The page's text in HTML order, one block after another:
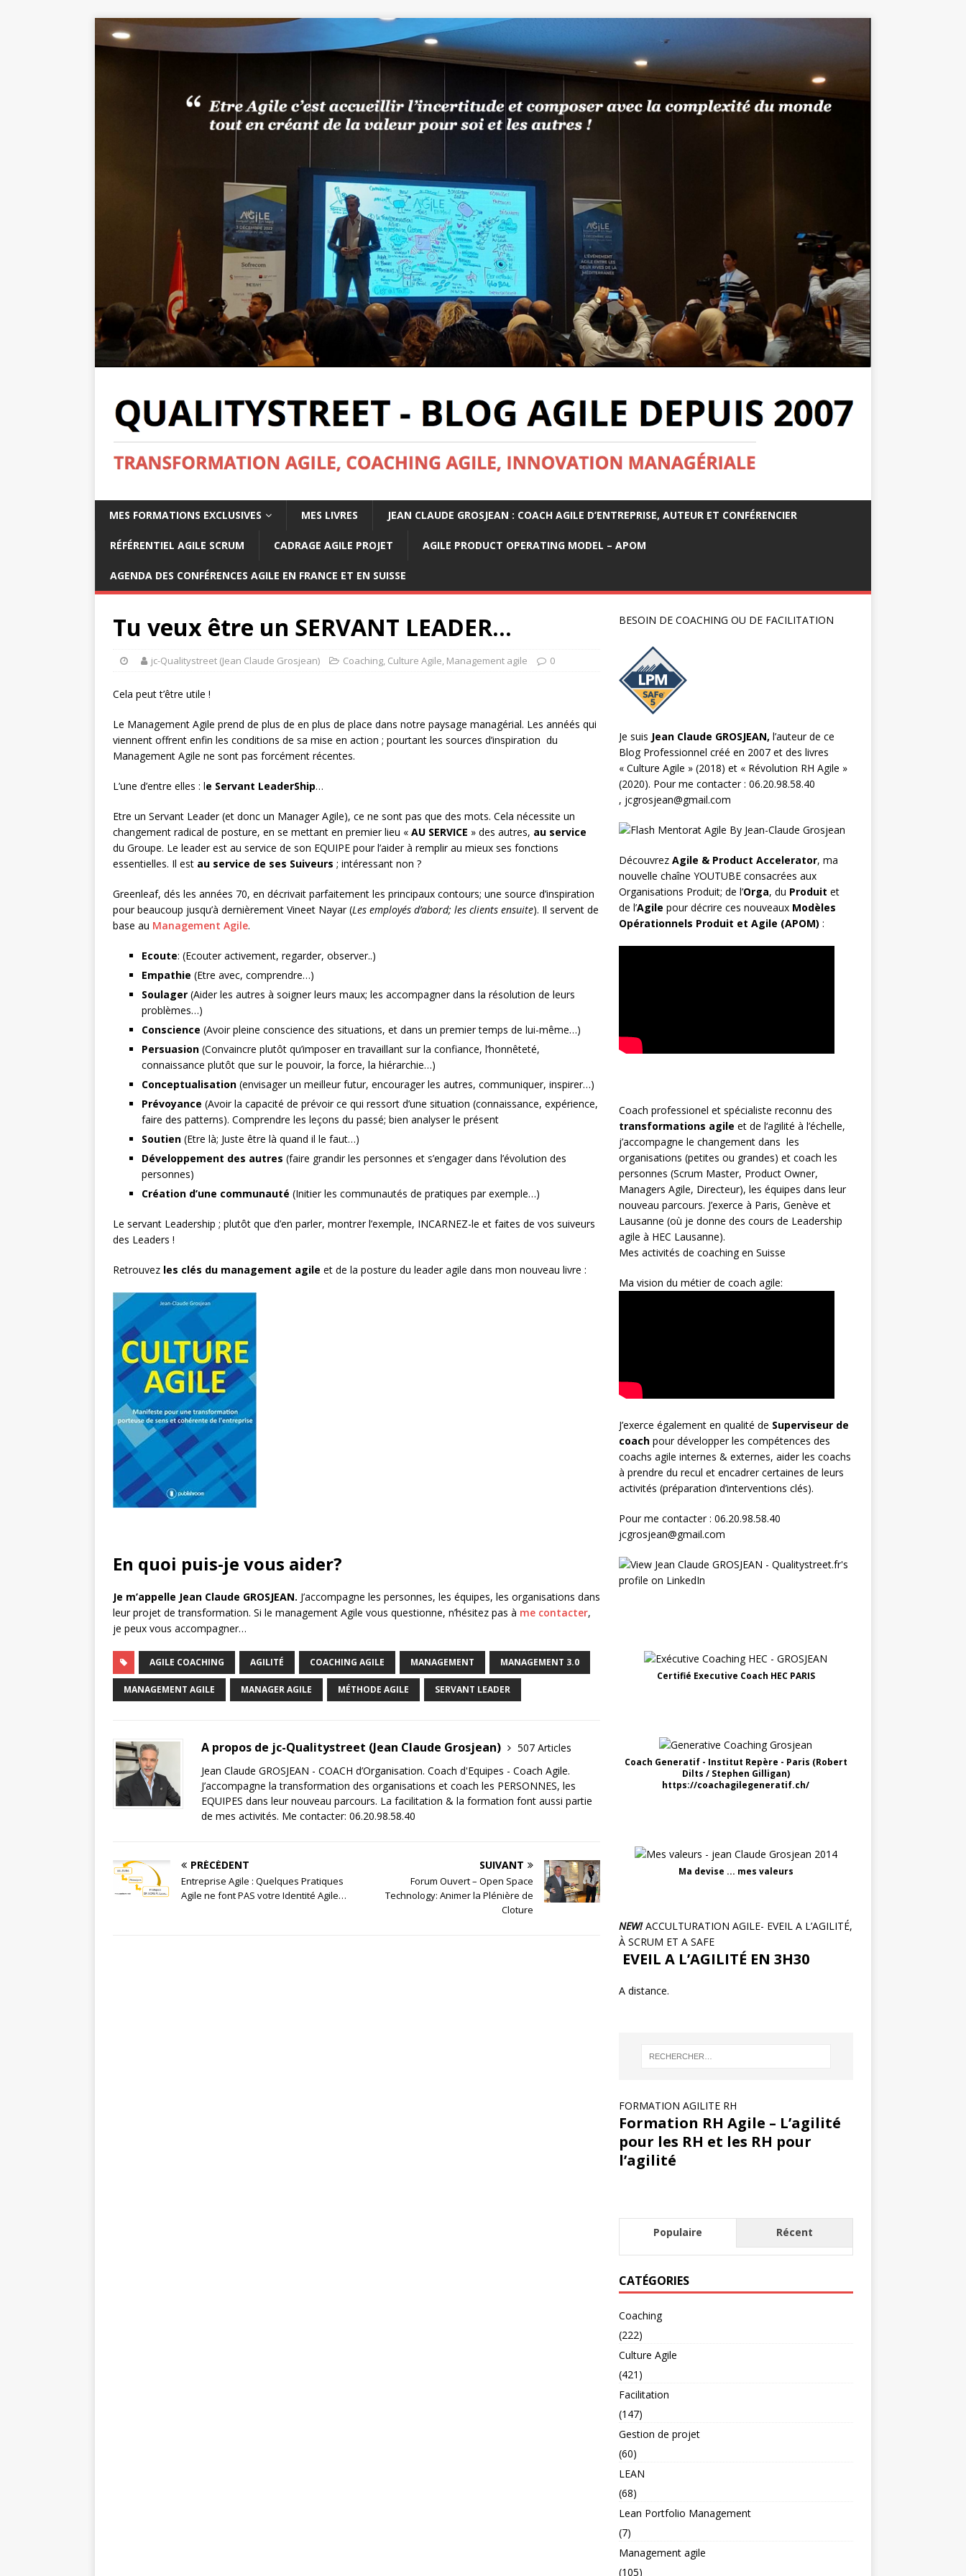
MES FORMATIONS EXCLUSIVES MES LIVRES JEAN CLAUDE GROSJEAN : COACH AGILE D’ENTREPRISE, AUTEUR ET CONFÉRENCIER
RÉFÉRENTIEL AGILE SCRUM CADRAGE AGILE PROJET AGILE PRODUCT OPERATING MODEL – APOM
AGENDA DES CONFÉRENCES AGILE EN FRANCE ET EN SUISSE
Tu veux être un SERVANT LEADER…
jc-Qualitystreet (Jean Claude Grosjean) Coaching, Culture Agile, Management agile 0
Cela peut t’être utile !
Le Management Agile prend de plus de en plus de place dans notre paysage managérial. Les annéés qui
viennent offrent enfin les conditions de sa mise en action ; pourtant les sources d’inspiration du
Management Agile ne sont pas forcément récentes.
L’une d’entre elles : le Servant LeaderShip…
Etre un Servant Leader (et donc un Manager Agile), ce ne sont pas que des mots. Cela nécessite un
changement radical de posture, en se mettant en premier lieu « AU SERVICE » des autres, au service
du Groupe. Le leader est au service de son EQUIPE pour l’aider à remplir au mieux ses fonctions
essentielles. Il est au service de ses Suiveurs ; intéressant non ?
Greenleaf, dés les années 70, en décrivait parfaitement les principaux contours; une source d’inspiration
pour beaucoup jusqu’à dernièrement Vineet Nayar (Les employés d’abord; les clients ensuite). Il servent de
base au Management Agile.
Ecoute: (Ecouter activement, regarder, observer..)
Empathie (Etre avec, comprendre…)
Soulager (Aider les autres à soigner leurs maux; les accompagner dans la résolution de leurs
problèmes…)
Conscience (Avoir pleine conscience des situations, et dans un premier temps de lui-même…)
Persuasion (Convaincre plutôt qu’imposer en travaillant sur la confiance, l’honnêteté,
connaissance plutôt que sur le pouvoir, la force, la hiérarchie…)
Conceptualisation (envisager un meilleur futur, encourager les autres, communiquer, inspirer…)
Prévoyance (Avoir la capacité de prévoir ce qui ressort d’une situation (connaissance, expérience,
faire des patterns). Comprendre les leçons du passé; bien analyser le présent
Soutien (Etre là; Juste être là quand il le faut…)
Développement des autres (faire grandir les personnes et s’engager dans l’évolution des
personnes)
Création d’une communauté (Initier les communautés de pratiques par exemple…)
Le servant Leadership ; plutôt que d’en parler, montrer l’exemple, INCARNEZ-le et faites de vos suiveurs
des Leaders !
Retrouvez les clés du management agile et de la posture du leader agile dans mon nouveau livre :
En quoi puis-je vous aider?
Je m’appelle Jean Claude GROSJEAN. J’accompagne les personnes, les équipes, les organisations dans
leur projet de transformation. Si le management Agile vous questionne, n’hésitez pas à me contacter,
je peux vous accompagner…
AGILE COACHING AGILITÉ COACHING AGILE MANAGEMENT MANAGEMENT 3.0
MANAGEMENT AGILE MANAGER AGILE MÉTHODE AGILE SERVANT LEADER
A propos de jc-Qualitystreet (Jean Claude Grosjean)
507 Articles
Jean Claude GROSJEAN - COACH d’Organisation. Coach d'Equipes - Coach Agile.
J’accompagne la transformation des organisations et coach les PERSONNES, les
EQUIPES dans leur nouveau parcours. La facilitation & la formation font aussi partie
de mes activités. Me contacter: 06.20.98.58.40
PRÉCÉDENT
Entreprise Agile : Quelques Pratiques
Agile ne font PAS votre Identité Agile…
SUIVANT
Forum Ouvert – Open Space
Technology: Animer la Plénière de
Cloture
BESOIN DE COACHING OU DE FACILITATION
Je suis Jean Claude GROSJEAN, l’auteur de ce
Blog Professionnel créé en 2007 et des livres
« Culture Agile » (2018) et « Révolution RH Agile »
(2020). Pour me contacter : 06.20.98.58.40
, jcgrosjean@gmail.com
Découvrez Agile & Product Accelerator, ma
nouvelle chaîne YOUTUBE consacrées aux
Organisations Produit; de l’Orga, du Produit et
de l’Agile pour décrire ces nouveaux Modèles
Opérationnels Produit et Agile (APOM) :
Coach professionel et spécialiste reconnu des
transformations agile et de l‘agilité à l’échelle,
j’accompagne le changement dans les
organisations (petites ou grandes) et coach les
personnes (Scrum Master, Product Owner,
Managers Agile, Directeur), les équipes dans leur
nouveau parcours. J’exerce à Paris, Genève et
Lausanne (où je donne des cours de Leadership
agile à HEC Lausanne).
Mes activités de coaching en Suisse
Ma vision du métier de coach agile:
J’exerce également en qualité de Superviseur de
coachpour développer les compétences des
coachs agile internes & externes, aider les coachs
à prendre du recul et encadrer certaines de leurs
activités (préparation d’interventions clés).
Pour me contacter : 06.20.98.58.40
jcgrosjean@gmail.com
Certifié Executive Coach HEC PARIS
Coach Generatif - Institut Repère - Paris (Robert
Dilts / Stephen Gilligan)
https://coachagilegeneratif.ch/
Ma devise ... mes valeurs
NEW!ACCULTURATION AGILE- EVEIL A L’AGILITÉ,
À SCRUM ET A SAFE
EVEIL A L’AGILITÉ EN 3H30
A distance.
FORMATION AGILITE RH
Formation RH Agile – L’agilité
pour les RH et les RH pour
l’agilité
Populaire Récent
CATÉGORIES
Coaching
(222)
Culture Agile
(421)
Facilitation
(147)
Gestion de projet
(60)
LEAN
(68)
Lean Portfolio Management
(7)
Management agile
(105)